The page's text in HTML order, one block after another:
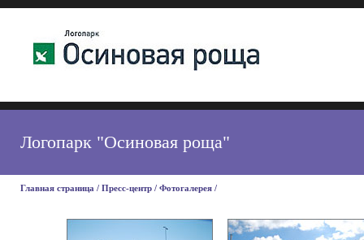
Логопарк "Осиновая роща"
Главная страница / Пресс-центр / Фотогалерея /